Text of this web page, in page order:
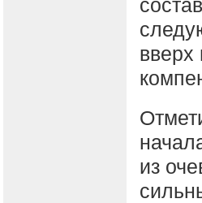
вверх
из